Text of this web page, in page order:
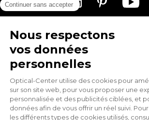
Optical-center.be/fr © Copyright